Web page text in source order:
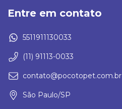
Entre em contato
5511911130033
(11) 91113-0033
contato@pocotopet.com.br
São Paulo/SP